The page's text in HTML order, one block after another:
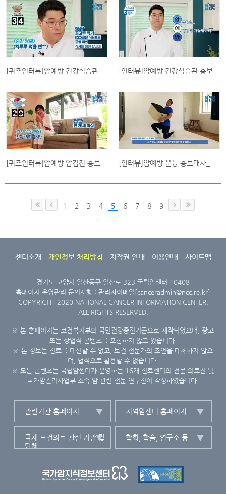
[퀴즈인터뷰]암예방 건강식습관 홍보대사_오세득 [인터뷰]암예방 건강식습관 홍보대사_오세득
[퀴즈인터뷰]암예방 암검진 홍보대사_노사연 [인터뷰]암예방 운동 홍보대사_김재우
1 2 3 4 5 6 7 8 9
센터소개 개인정보 처리방침 저작권 안내 이용안내 사이트맵
경기도 고양시 일산동구 일산로 323 국립암센터 10408
홈페이지 운영관리 문의사항 : 관리자이메일[canceradmin@ncc.re.kr]
COPYRIGHT 2020 NATIONAL CANCER INFORMATION CENTER.
ALL RIGHTS RESERVED.
※ 본 홈페이지는 보건복지부의 국민건강증진기금으로 제작되었으며, 광고
또는 상업적 콘텐츠를 포함하지 않고 있습니다.
※ 본 정보는 진료를 대신할 수 없고, 보건 전문가의 조언을 대체하지 않으
며, 법적으로 활용할 수 없습니다.
※ 모든 콘텐츠는 국립암센터가 운영하는 16개 진료센터의 전문 의료진 및
국가암관리사업부 소속 암 관련 전문 연구진이 작성하였습니다.
관련기관 홈페이지 지역암센터 홈페이지
국제 보건의료 관련 기관 및
단체
학회, 학술, 연구소 등